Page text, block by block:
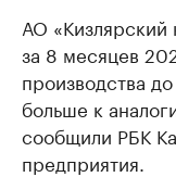
АО «Кизлярский
за 8 месяцев
производства
больше к
сообщили РБК
предприятия.